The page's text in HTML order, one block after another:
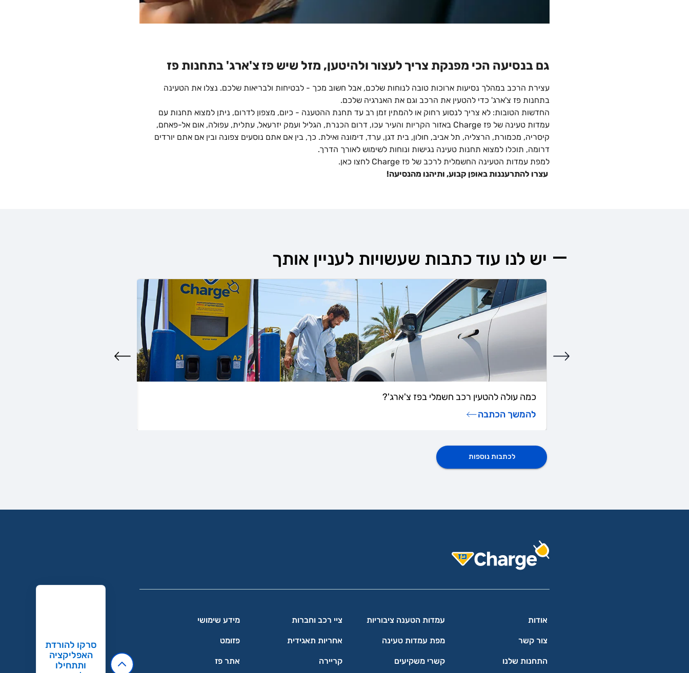
סרקו להורדת
האפליקציה
ותתחילו
גם בנסיעה הכי מפנקת צריך לעצור ולהיטען, מזל שיש פז צ'ארג' בתחנות פז
עצירת הרכב במהלך נסיעות ארוכות טובה לנוחות שלכם, אבל חשוב מכך - לבטיחות ולבריאות שלכם. נצלו את הטעינה
בתחנות פז צ'ארג' כדי להטעין את הרכב וגם את האנרגיה שלכם.
החדשות הטובות: לא צריך לנסוע רחוק או להמתין זמן רב עד תחנת ההטענה - כיום, מצפון לדרום, ניתן למצוא תחנות עם
עמדות טעינה של פז Charge באזור הקריות והעיר עכו, דרום הכנרת, הגליל ועמק יזרעאל, עתלית, עפולה, אום אל-פאחם,
קיסריה, מכמורת, הרצליה, תל אביב, חולון, בית דגן, ערד, דימונה ואילת. כך, בין אם אתם נוסעים צפונה ובין אם אתם יורדים
דרומה, תוכלו למצוא תחנות טעינה נגישות ונוחות לשימוש לאורך הדרך.
למפת עמדות הטעינה החשמלית לרכב של פז Charge לחצו כאן.
עצרו להתרעננות באופן קבוע, ותיהנו מהנסיעה!
יש לנו עוד כתבות שעשויות לעניין אותך
כמה עולה להטעין רכב חשמלי בפז צ'ארג'?
להמשך הכתבה
לכתבות נוספות
אודות עמדות הטענה ציבוריות ציי רכב וחברות מידע שימושי
צור קשר מפת עמדות טעינה אחריות תאגידית פזומט
התחנות שלנו קשרי משקיעים קריירה אתר פז